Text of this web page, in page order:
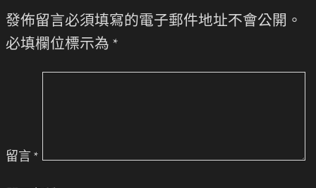
發佈留言必須填寫的電子郵件地址不會公開。
必填欄位標示為 *
留言 *